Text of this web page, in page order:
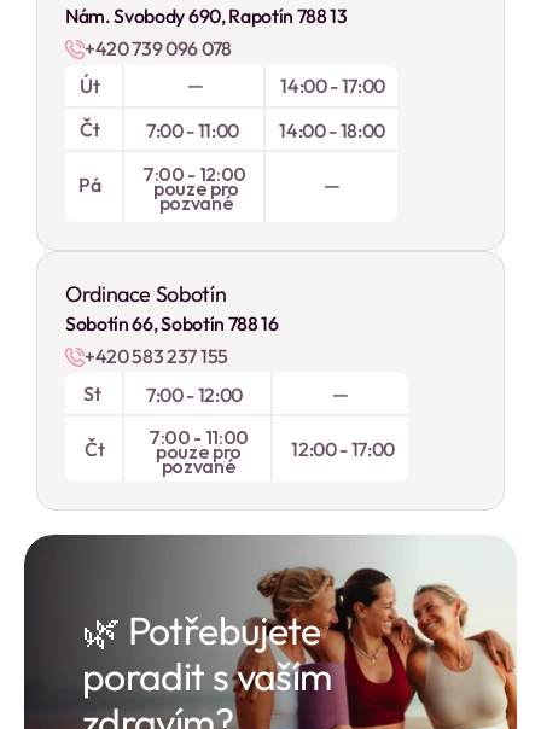
Nám. Svobody 690, Rapotín 788 13
+420 739 096 078
Út
Čt
—
14:00 - 17:00
7:00 - 11:00
14:00 - 18:00
Pá 7:00 - 12:00
pouze pro
pozvané
—
Ordinace Sobotín
Sobotín 66, Sobotín 788 16
+420 583 237 155
St
Čt
—
7:00 - 12:00
7:00 - 11:00
pouze pro
pozvané
12:00 - 17:00
🌿 Potřebujete
poradit s vaším